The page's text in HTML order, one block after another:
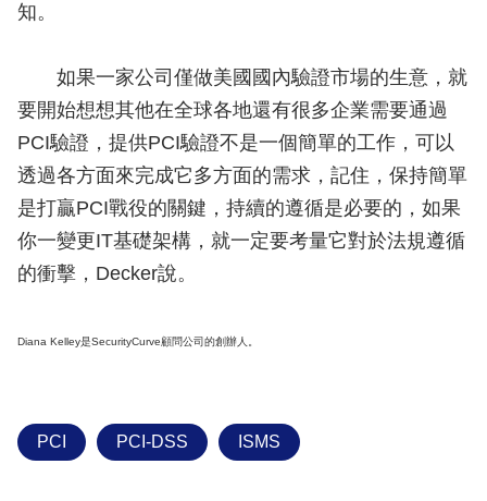
知。
如果一家公司僅做美國國內驗證市場的生意，就
要開始想想其他在全球各地還有很多企業需要通過
PCI驗證，提供PCI驗證不是一個簡單的工作，可以
透過各方面來完成它多方面的需求，記住，保持簡單
是打贏PCI戰役的關鍵，持續的遵循是必要的，如果
你一變更IT基礎架構，就一定要考量它對於法規遵循
的衝擊，Decker說。
Diana Kelley是SecurityCurve顧問公司的創辦人。
PCI PCI-DSS ISMS